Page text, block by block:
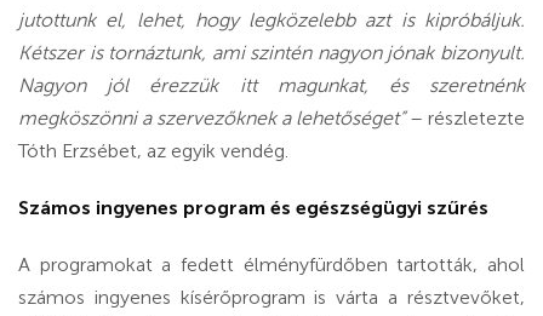
jutottunk el, lehet, hogy legközelebb azt is kipróbáljuk.
Kétszer is tornáztunk, ami szintén nagyon jónak bizonyult.
Nagyon jól érezzük itt magunkat, és szeretnénk
megköszönni a szervezőknek a lehetőséget”– részletezte
Tóth Erzsébet, az egyik vendég.
Számos ingyenes program és egészségügyi szűrés
A programokat a fedett élményfürdőben tartották, ahol
számos ingyenes kísérőprogram is várta a résztvevőket,